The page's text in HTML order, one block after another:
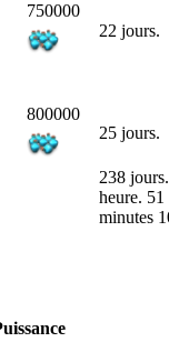
750000
22 jours.
800000
25 jours.
238
heure. 51
minutes